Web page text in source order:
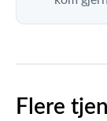
Flere